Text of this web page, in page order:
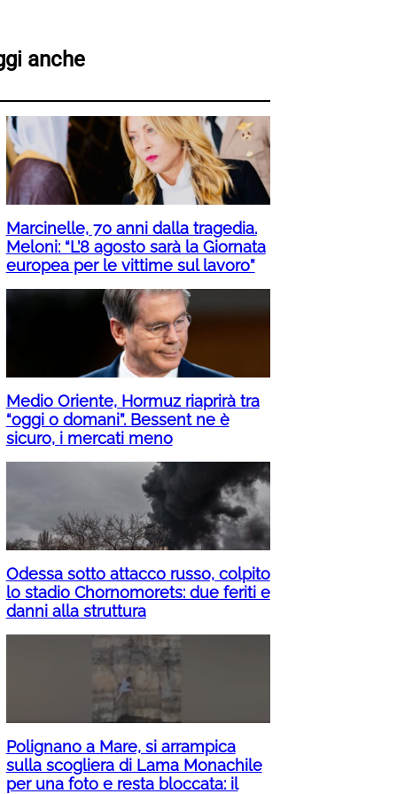
anche
Marcinelle, 70 anni dalla tragedia.
Meloni: “L’8 agosto sarà la Giornata
europea per le vittime sul lavoro”
Medio Oriente, Hormuz riaprirà tra
“oggi o domani”. Bessent ne è
sicuro, i mercati meno
Odessa sotto attacco russo, colpito
lo stadio Chornomorets: due feriti e
danni alla struttura
Polignano a Mare, si arrampica
sulla scogliera di Lama Monachile
per una foto e resta bloccata: il